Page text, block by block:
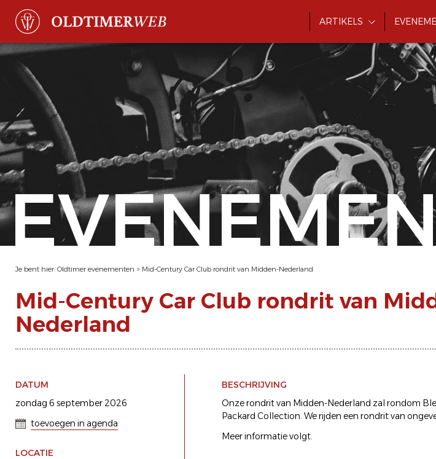
ARTIKELS
Je bent hier: Oldtimer evenementen > Mid-Century Car Club rondrit van Midden-Nederland
Mid-Century Car Club rondrit van
Nederland
DATUM
zondag 6 september 2026
toevoegen in agenda
LOCATIE
BESCHRIJVING
Onze rondrit van Midden-Nederland zal rondom
Packard Collection. We rijden een rondrit van
Meer informatie volgt.